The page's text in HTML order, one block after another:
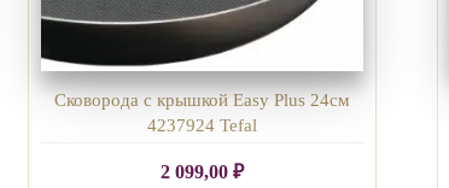
Сковорода с крышкой Easy Plus 24см
4237924 Tefal
2 099,00 ₽